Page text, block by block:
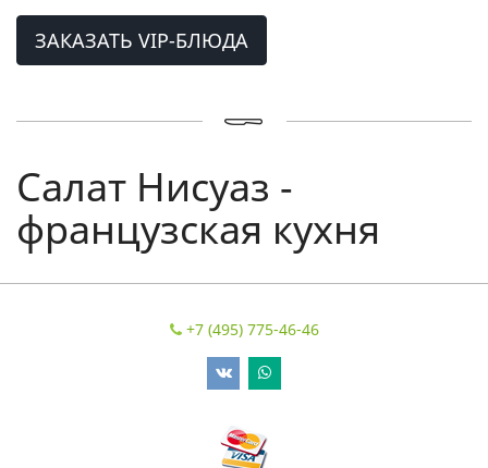
ЗАКАЗАТЬ VIP-БЛЮДА
Салат Нисуаз -
французская кухня
+7 (495) 775-46-46